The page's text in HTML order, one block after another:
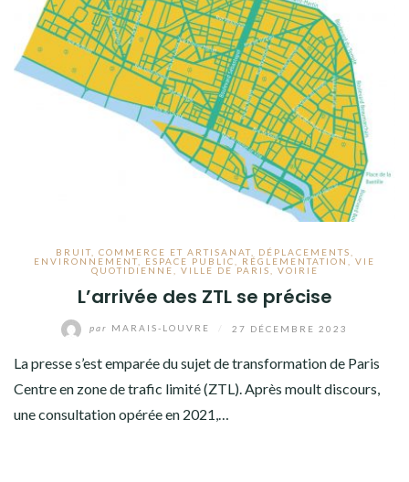
BRUIT, COMMERCE ET ARTISANAT, DÉPLACEMENTS
ENVIRONNEMENT
ESPACE PUBLIC RÉGLEMENTATION
VIE
QUOTIDIENNE
VILLE DE PARIS VOIRIE
L’arrivée des ZTL se précise
par MARAIS-LOUVRE 27 DÉCEMBRE 2023
La presse s’est emparée du sujet de transformation de Paris
Centre en zone de trafic limité (ZTL). Après moult discours,
une consultation opérée en 2021,…